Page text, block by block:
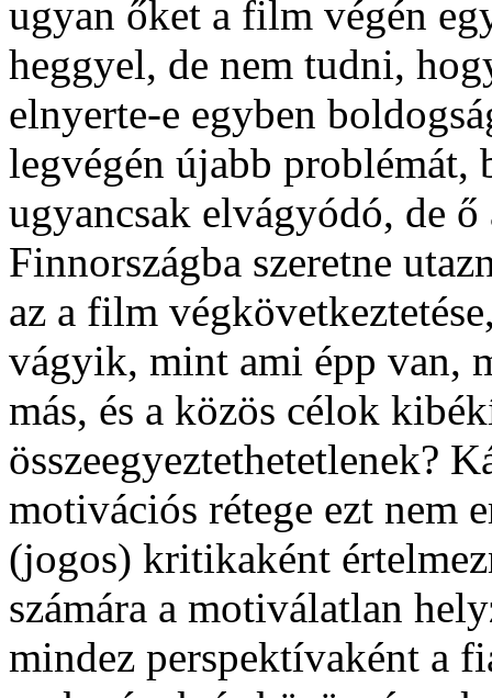
ugyan őket a film végén
heggyel, de nem tudni,
elnyerte-e egyben
legvégén újabb
ugyancsak elvágyódó, de
Finnországba szeretne
az a film
vágyik, mint ami épp van,
más, és a közös célok
összeegyeztethetetlenek?
motivációs rétege ezt nem
(jogos) kritikaként
számára a motiválatlan
mindez perspektívaként a